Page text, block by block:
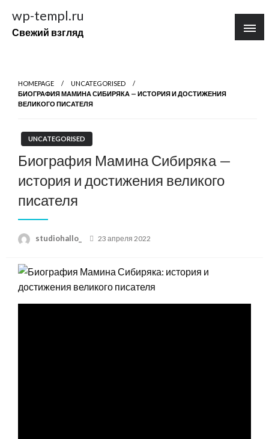
содержимому
wp-templ.ru
Свежий взгляд
HOMEPAGE
UNCATEGORISED
БИОГРАФИЯ МАМИНА СИБИРЯКА — ИСТОРИЯ И ДОСТИЖЕНИЯ
ВЕЛИКОГО ПИСАТЕЛЯ
UNCATEGORISED
Биография Мамина Сибиряка —
история и достижения великого
писателя
studiohallo_
Posted
23 апреля 2022